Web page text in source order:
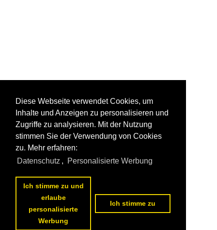
Diese Webseite verwendet Cookies, um
Inhalte und Anzeigen zu personalisieren und
Zugriffe zu analysieren. Mit der Nutzung
stimmen Sie der Verwendung von Cookies
zu. Mehr erfahren:
Datenschutz , Personalisierte Werbung
Ich stimme zu und
erlaube
personalisierte
Werbung
Ich stimme zu